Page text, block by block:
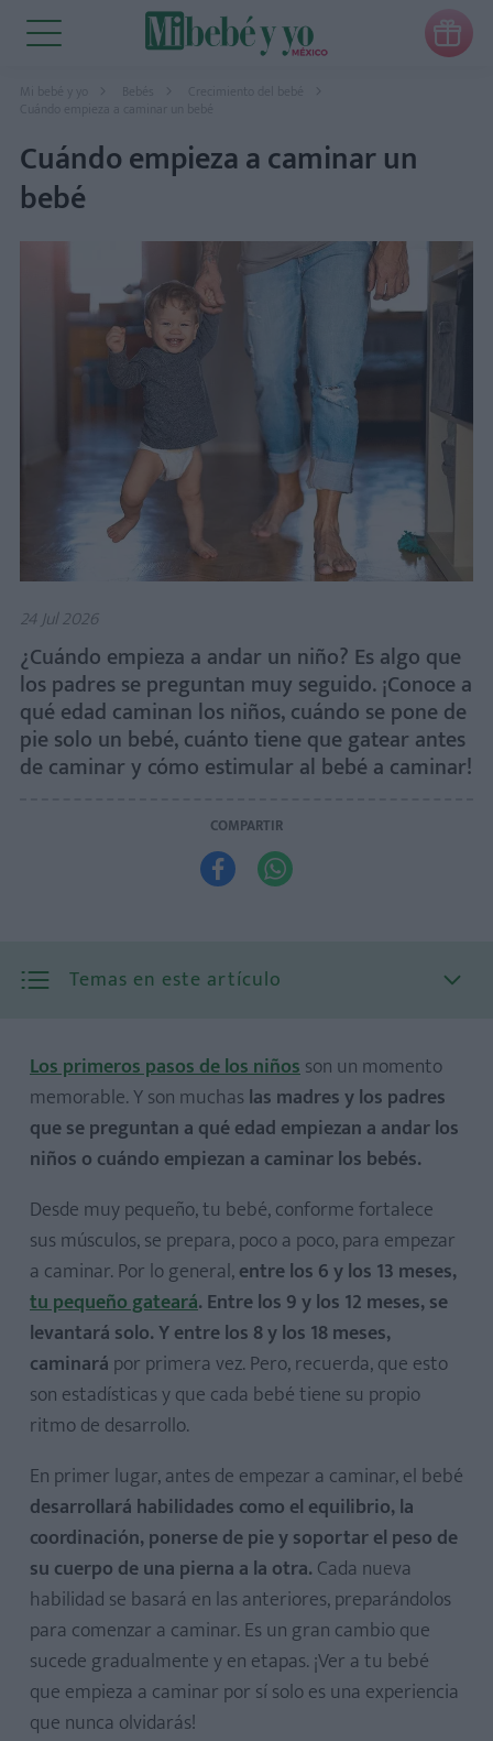

Mi bebé y yo Bebés
Crecimiento del bebé
Cuándo empieza a caminar un
bebé
24 Jul 2026
¿Cuándo empieza a andar un niño? Es algo que
los padres se preguntan muy seguido. ¡Conoce a
qué edad caminan los niños, cuándo se pone de
pie solo un bebé, cuánto tiene que gatear antes
de caminar y cómo estimular al bebé a caminar!
COMPARTIR
 
Temas en este artículo
Poner al bebé de pie
Mantén al bebé descalzo
Utiliza juguetes atractivos
Recomendaciones para ayudar a caminar a un bebé de 15
meses
Los primeros pasos de los niñosson un momento
memorable. Y son muchas las madres y los padres
que se preguntan a qué edad empiezan a andar los
niños o cuándo empiezan a caminar los bebés.
Desde muy pequeño, tu bebé, conforme fortalece
sus músculos, se prepara, poco a poco, para empezar
a caminar. Por lo general,entre los 6 y los 13 meses,
tu pequeño gateará. Entre los 9 y los 12 meses, se
levantará solo. Y entre los 8 y los 18 meses,
caminará por primera vez. Pero, recuerda, que esto
son estadísticas y que cada bebé tiene su propio
ritmo de desarrollo.
En primer lugar, antes de empezar a caminar, el bebé
desarrollará habilidades como el equilibrio, la
coordinación, ponerse de pie y soportar el peso de
su cuerpo de una pierna a la otra. Cada nueva
habilidad se basará en las anteriores, preparándolos
para comenzar a caminar. Es un gran cambio que
sucede gradualmente y en etapas. ¡Ver a tu bebé
que empieza a caminar por sí solo es una experiencia
que nunca olvidarás!